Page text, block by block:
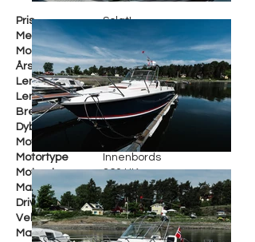
Pris
Solgt!
Merke
Nidelv
Modell
725 Sport
Årsmodell
2009
Lengde i cm
735 cm
Lengde i fot
24 fot
Bredde
249 cm
Dybde
90 cm
Motorfabrikant
Volvo Penta D4-260
Motortype
Innenbords
Motorstr.
260 HK
Maks fart
40 knop
Drivstoff
Diesel
Vekt
2 600 kg
Materiale
Glassfiber